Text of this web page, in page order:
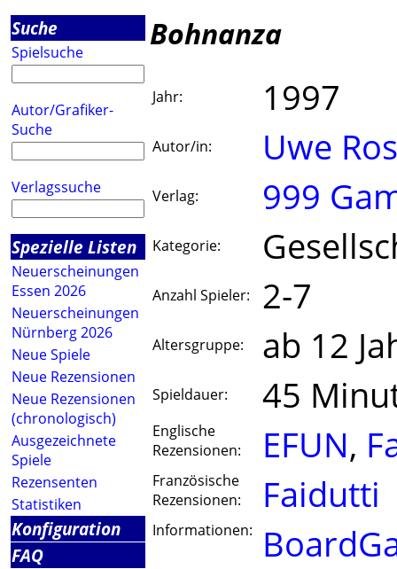
Suche
Spielsuche
Autor/Grafiker-
Suche
Verlagssuche
Spezielle Listen
Neuerscheinungen
Essen 2026
Neuerscheinungen
Nürnberg 2026
Neue Spiele
Neue Rezensionen
Neue Rezensionen
(chronologisch)
Ausgezeichnete
Spiele
Rezensenten
Statistiken
Konfiguration
FAQ
Bohnanza
Jahr: 1997
Autor/in: Uwe
Verlag: 999
Kategorie:
Anzahl Spieler: 2-7
Altersgruppe: ab 12
Spieldauer: 45
Englische
Rezensionen:
EFUN,
Französische
Rezensionen:
Faidutti
Informationen: